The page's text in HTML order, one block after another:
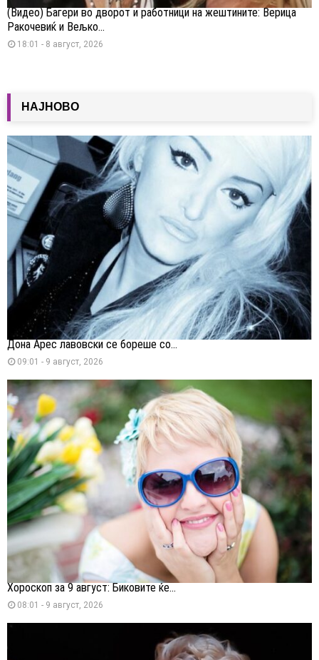
(Видео) Багери во дворот и работници на жештините: Верица
Ракочевиќ и Вељко...
18:01 - 8 август, 2026
НАЈНОВО
Дона Арес лавовски се бореше со...
09:01 - 9 август, 2026
Хороскоп за 9 август: Биковите ќе...
08:01 - 9 август, 2026